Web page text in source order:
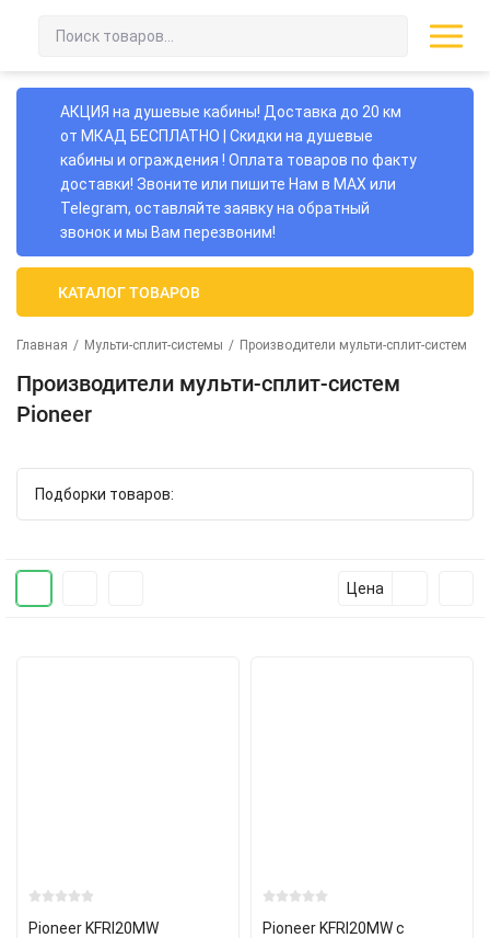
АКЦИЯ на душевые кабины! Доставка до 20 км
от МКАД БЕСПЛАТНО | Скидки на душевые
кабины и ограждения ! Оплата товаров по факту
доставки! Звоните или пишите Нам в MAX или
Telegram, оставляйте заявку на обратный
звонок и мы Вам перезвоним!
КАТАЛОГ ТОВАРОВ
Главная / Мульти-сплит-системы / Производители мульти-сплит-систем
Производители мульти-сплит-систем
Pioneer
Подборки товаров:
Цена
Pioneer KFRI20MW
Pioneer KFRI20MW с